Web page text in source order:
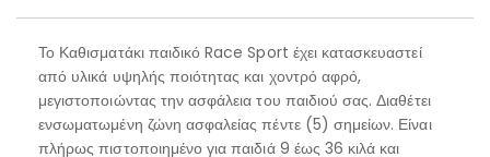
Το Καθισματάκι παιδικό Race Sport έχει κατασκευαστεί
από υλικά υψηλής ποιότητας και χοντρό αφρό,
μεγιστοποιώντας την ασφάλεια του παιδιού σας. Διαθέτει
ενσωματωμένη ζώνη ασφαλείας πέντε (5) σημείων. Είναι
πλήρως πιστοποιημένο για παιδιά 9 έως 36 κιλά και